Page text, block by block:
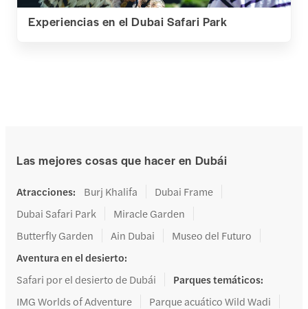
Experiencias en el Dubai Safari Park
Las mejores cosas que hacer en Dubái
Atracciones: Burj Khalifa
Dubai Frame
Dubai Safari Park
Miracle Garden
Butterfly Garden
Ain Dubai
Museo del Futuro
Aventura en el desierto:
Safari por el desierto de Dubái
Parques temáticos:
IMG Worlds of Adventure
Parque acuático Wild Wadi